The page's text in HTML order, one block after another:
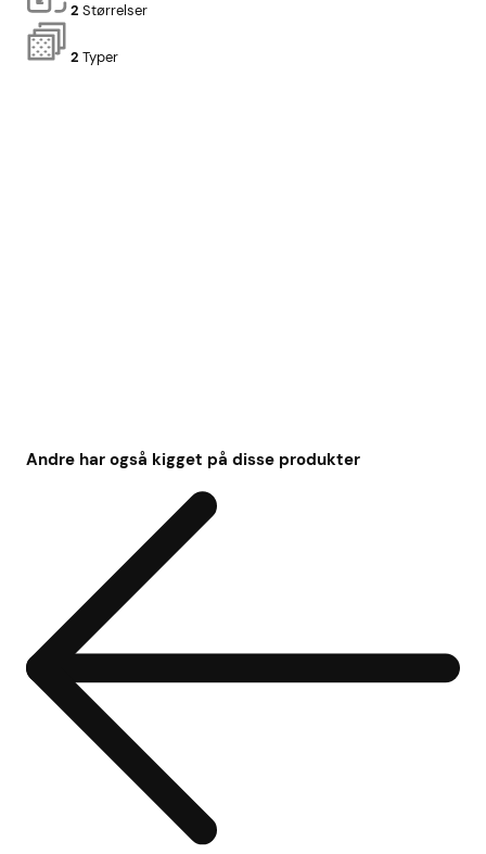
2 Størrelser
2 Typer
Andre har også kigget på disse produkter